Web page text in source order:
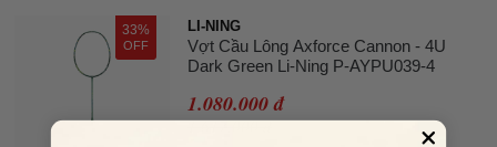
33%
OFF
LI-NING
Vợt Cầu Lông Axforce Cannon - 4U
Dark Green Li-Ning P-AYPU039-4
1.080.000 đ
1.617.000 đ